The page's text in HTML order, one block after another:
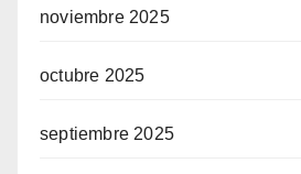
noviembre 2025
octubre 2025
septiembre 2025